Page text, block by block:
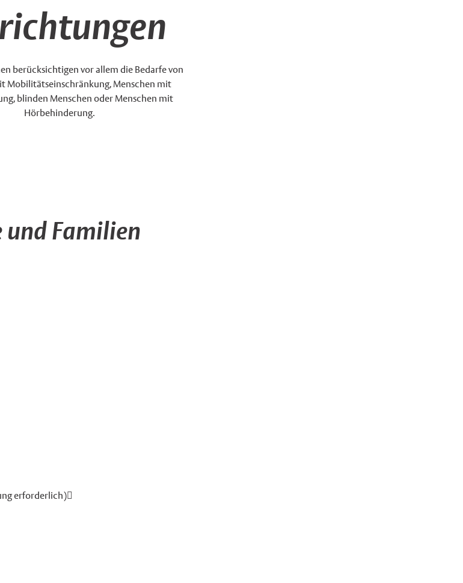
berücksichtigen vor allem die Bedarfe von
Mobilitätseinschränkung, Menschen mit
blinden Menschen oder Menschen mit
Hörbehinderung.
und Familien
erforderlich)